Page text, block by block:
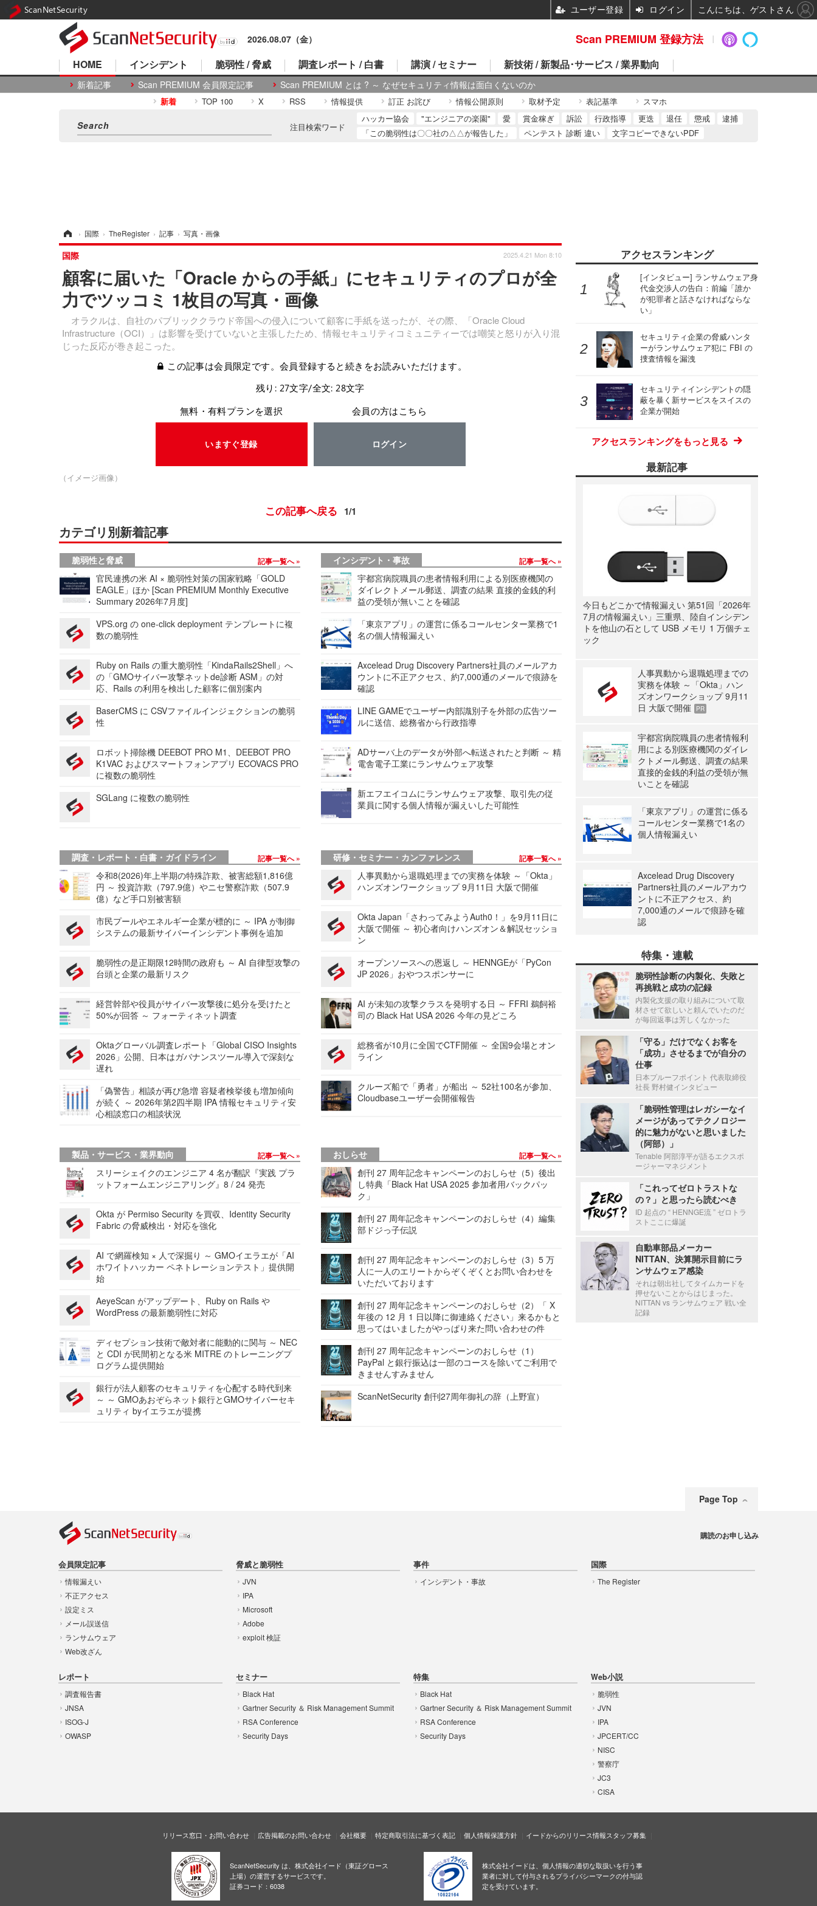
2026.08.07（金）
HOME
新着記事 Scan PREMIUM 会員限定記事 Scan PREMIUM とは ? ～ なぜセキュリティ情報は面白くないのか
インシデント 脆弱性 / 脅威 調査レポート / 白書 講演 / セミナー 新技術 / 新製品･サービス / 業界動向
新着 TOP 100 X RSS 情報提供 訂正 お詫び 情報公開原則 取材予定 表記基準 スマホ
注目検索ワード
ハッカー協会 "エンジニアの楽園" 愛 賞金稼ぎ 訴訟 行政指導 更迭 退任 懲戒
逮捕
「この脆弱性は〇〇社の△△が報告した」
ペンテスト 診断 違い 文字コピーできないPDF
› 国際 › TheRegister › 記事 › 写真・画像
顧客に届いた「Oracle からの手紙」にセキュリティのプロが全
力でツッコミ 1枚目の写真・画像
オラクルは、自社のパブリッククラウド帝国への侵入について顧客に手紙を送ったが、その際、「Oracle Cloud
Infrastructure（OCI）」は影響を受けていないと主張したため、情報セキュリティコミュニティーでは嘲笑と怒りが入り混
じった反応が巻き起こった。
国際 2025.4.21 Mon 8:10
この記事は会員限定です。会員登録すると続きをお読みいただけます。
残り: 27文字/全文: 28文字
無料・有料プランを選択
いますぐ登録
会員の方はこちら
ログイン
（イメージ画像）
この記事へ戻る 1/1
カテゴリ別新着記事
脆弱性と脅威 記事一覧へ
官民連携の米 AI × 脆弱性対策の国家戦略「GOLD
EAGLE」ほか [Scan PREMIUM Monthly Executive
Summary 2026年7月度]
VPS.org の one-click deployment テンプレートに複
数の脆弱性
Ruby on Rails の重大脆弱性「KindaRails2Shell」へ
の「GMOサイバー攻撃ネットde診断 ASM」の対
応、Rails の利用を検出した顧客に個別案内
BaserCMS に CSVファイルインジェクションの脆弱
性
ロボット掃除機 DEEBOT PRO M1、DEEBOT PRO
K1VAC およびスマートフォンアプリ ECOVACS PRO
に複数の脆弱性
SGLang に複数の脆弱性
インシデント・事故 記事一覧へ
宇都宮病院職員の患者情報利用による別医療機関の
ダイレクトメール郵送、調査の結果 直接的金銭的利
益の受領が無いことを確認
「東京アプリ」の運営に係るコールセンター業務で1
名の個人情報漏えい
Axcelead Drug Discovery Partners社員のメールアカ
ウントに不正アクセス、約7,000通のメールで痕跡を
確認
LINE GAMEでユーザー内部識別子を外部の広告ツー
ルに送信、総務省から行政指導
ADサーバ上のデータが外部へ転送されたと判断 ～ 精
電舎電子工業にランサムウェア攻撃
新エフエイコムにランサムウェア攻撃、取引先の従
業員に関する個人情報が漏えいした可能性
調査・レポート・白書・ガイドライン 記事一覧へ
令和8(2026)年上半期の特殊詐欺、被害総額1,816億
円 ～ 投資詐欺（797.9億）やニセ警察詐欺（507.9
億）など手口別被害額
市民プールやエネルギー企業が標的に ～ IPA が制御
システムの最新サイバーインシデント事例を追加
脆弱性の是正期限12時間の政府も ～ AI 自律型攻撃の
台頭と企業の最新リスク
経営幹部や役員がサイバー攻撃後に処分を受けたと
50%が回答 ～ フォーティネット調査
Oktaグローバル調査レポート「Global CISO Insights
2026」公開、日本はガバナンスツール導入で深刻な
遅れ
「偽警告」相談が再び急増 容疑者検挙後も増加傾向
が続く ～ 2026年第2四半期 IPA 情報セキュリティ安
心相談窓口の相談状況
研修・セミナー・カンファレンス 記事一覧へ
人事異動から退職処理までの実務を体験 ～「Okta」
ハンズオンワークショップ 9月11日 大阪で開催
Okta Japan「さわってみようAuth0！」を9月11日に
大阪で開催 ～ 初心者向けハンズオン＆解説セッショ
ン
オープンソースへの恩返し ～ HENNGEが「PyCon
JP 2026」おやつスポンサーに
AI が未知の攻撃クラスを発明する日 ～ FFRI 鵜飼裕
司の Black Hat USA 2026 今年の見どころ
総務省が10月に全国でCTF開催 ～ 全国9会場とオン
ライン
クルーズ船で「勇者」が船出 ～ 52社100名が参加、
Cloudbaseユーザー会開催報告
製品・サービス・業界動向 記事一覧へ
スリーシェイクのエンジニア 4 名が翻訳『実践 プラ
ットフォームエンジニアリング』8 / 24 発売
Okta が Permiso Security を買収、Identity Security
Fabric の脅威検出・対応を強化
AI で網羅検知 × 人で深掘り ～ GMOイエラエが「AI
ホワイトハッカー ペネトレーションテスト」提供開
始
AeyeScan がアップデート、Ruby on Rails や
WordPress の最新脆弱性に対応
ディセプション技術で敵対者に能動的に関与 ～ NEC
と CDI が民間初となる米 MITRE のトレーニングプ
ログラム提供開始
銀行が法人顧客のセキュリティを心配する時代到来
～ ～ GMOあおぞらネット銀行とGMOサイバーセキ
ュリティ byイエラエが提携
おしらせ 記事一覧へ
創刊 27 周年記念キャンペーンのおしらせ（5）後出
し特典「Black Hat USA 2025 参加者用バックパッ
ク」
創刊 27 周年記念キャンペーンのおしらせ（4）編集
部ドジっ子伝説
創刊 27 周年記念キャンペーンのおしらせ（3）5 万
人に一人のエリートからぞくぞくとお問い合わせを
いただいております
創刊 27 周年記念キャンペーンのおしらせ（2）「 X
年後の 12 月 1 日以降に御連絡ください」来るかもと
思ってはいましたがやっぱり来た問い合わせの件
創刊 27 周年記念キャンペーンのおしらせ（1）
PayPal と銀行振込は一部のコースを除いてご利用で
きませんすみません
ScanNetSecurity 創刊27周年御礼の辞（上野宣）
アクセスランキング
[インタビュー] ランサムウェア身
代金交渉人の告白：前編「誰か
が犯罪者と話さなければならな
い」
セキュリティ企業の脅威ハンタ
ーがランサムウェア犯に FBI の
捜査情報を漏洩
セキュリティインシデントの隠
蔽を暴く新サービスをスイスの
企業が開始
アクセスランキングをもっと見る
最新記事
今日もどこかで情報漏えい 第51回「2026年
7月の情報漏えい」三重県、陸自インシデン
トを他山の石として USB メモリ 1 万個チェ
ック
人事異動から退職処理までの
実務を体験 ～「Okta」ハン
ズオンワークショップ 9月11
日 大阪で開催
PR
宇都宮病院職員の患者情報利
用による別医療機関のダイレ
クトメール郵送、調査の結果
直接的金銭的利益の受領が無
いことを確認
「東京アプリ」の運営に係る
コールセンター業務で1名の
個人情報漏えい
Axcelead Drug Discovery
Partners社員のメールアカウ
ントに不正アクセス、約
7,000通のメールで痕跡を確
認
特集・連載
脆弱性診断の内製化、失敗と
再挑戦と成功の記録
内製化支援の取り組みについて取
材させて欲しいと頼んでいたのだ
が毎回返事は芳しくなかった
「守る」だけでなくお客を
「成功」させるまでが自分の
仕事
日本プルーフポイント 代表取締役
社長 野村健インタビュー
「脆弱性管理はレガシーなイ
メージがあってテクノロジー
的に魅力がないと思いました
（阿部）」
Tenable 阿部淳平が語るエクスポ
ージャーマネジメント
「これってゼロトラストな
の？」と思ったら読むべき
ID 起点の “ HENNGE流 ” ゼロトラ
ストここに爆誕
自動車部品メーカー
NITTAN、決算開示目前にラ
ンサムウェア感染
それは朝出社してタイムカードを
押せないことからはじまった。
NITTAN vs ランサムウェア 戦い全
記録
Page Top
会員限定記事
情報漏えい
不正アクセス
設定ミス
メール誤送信
ランサムウェア
Web改ざん
脅威と脆弱性
JVN
IPA
Microsoft
Adobe
exploit 検証
事件
インシデント・事故
国際
The Register
レポート
調査報告書
JNSA
ISOG-J
OWASP
セミナー
Black Hat
Gartner Security ＆ Risk Management Summit
RSA Conference
Security Days
特集
Black Hat
Gartner Security ＆ Risk Management Summit
RSA Conference
Security Days
Web小説
脆弱性
JVN
IPA
JPCERT/CC
NISC
警察庁
JC3
CISA
購読のお申し込み
リリース窓口・お問い合わせ 広告掲載のお問い合わせ 会社概要 特定商取引法に基づく表記 個人情報保護方針 イードからのリリース情報スタッフ募集
ScanNetSecurity は、株式会社イード（東証グロース
上場）の運営するサービスです。
証券コード：6038
株式会社イードは、個人情報の適切な取扱いを行う事
業者に対して付与されるプライバシーマークの付与認
定を受けています。
Scan PREMIUM 登録方法
ScanNetSecurity ユーザー登録 ログイン こんにちは、ゲストさん